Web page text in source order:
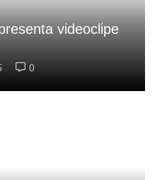
videoclipe
0